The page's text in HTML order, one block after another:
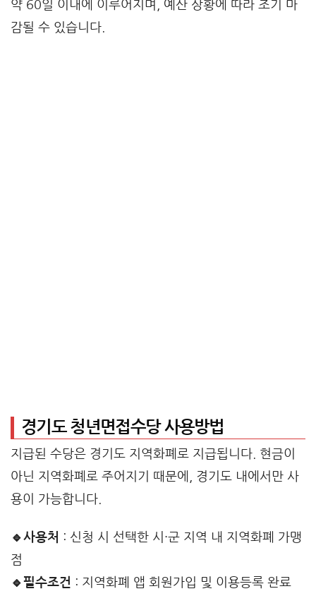
약 60일 이내에 이루어지며, 예산 상황에 따라 조기 마
감될 수 있습니다.
경기도 청년면접수당 사용방법
지급된 수당은 경기도 지역화폐로 지급됩니다. 현금이
아닌 지역화폐로 주어지기 때문에, 경기도 내에서만 사
용이 가능합니다.
🔹사용처
: 신청 시 선택한 시·군 지역 내 지역화폐 가맹
점
🔹필수조건 : 지역화폐 앱 회원가입 및 이용등록 완료